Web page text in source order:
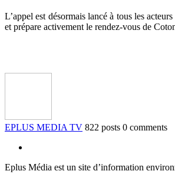
L’appel est désormais lancé à tous les
et prépare activement le rendez-vous de
EPLUS MEDIA TV 822 posts 0 comments
Eplus Média est un site d’information